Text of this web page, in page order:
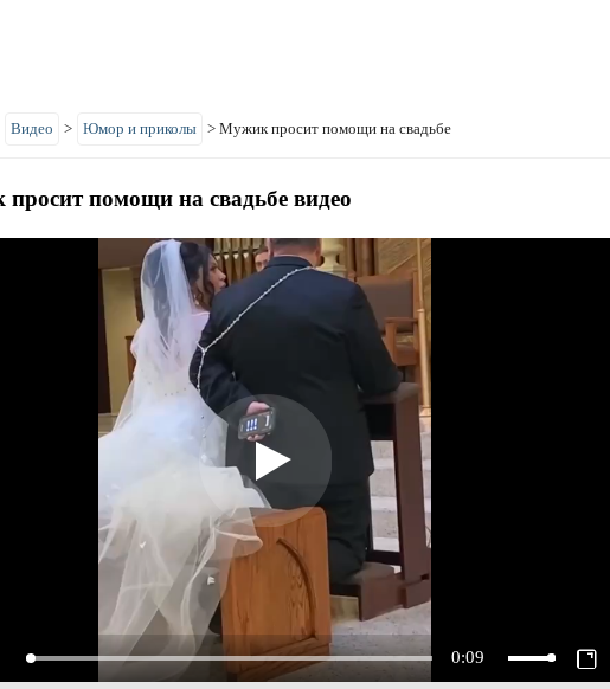
Видео > Юмор и приколы > Мужик просит помощи на свадьбе
помощи на свадьбе видео
0:09